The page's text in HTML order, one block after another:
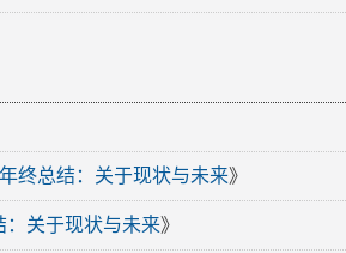
年终总结：关于现状与未来》
：关于现状与未来》